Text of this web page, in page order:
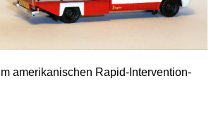
amerikanischen Rapid-Intervention-